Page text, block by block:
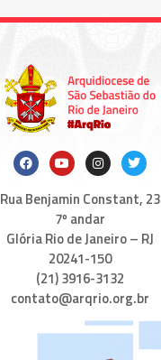
Rua Benjamin Constant, 23
7º andar
Glória Rio de Janeiro – RJ
20241-150
(21) 3916-3132
contato@arqrio.org.br